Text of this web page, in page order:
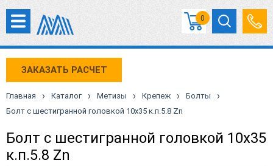
0
ЗАКАЗАТЬ РАСЧЕТ
Главная › Каталог › Метизы › Крепеж › Болты ›
Болт с шестигранной головкой 10х35 к.п.5.8 Zn
Болт с шестигранной головкой 10х35
к.п.5.8 Zn